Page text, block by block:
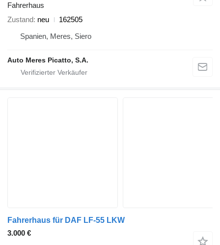
Fahrerhaus
Zustand neu
162505
Spanien, Meres, Siero
Auto Meres Picatto, S.A.
Fahrerhaus für DAF LF-55 LKW
3.000 €